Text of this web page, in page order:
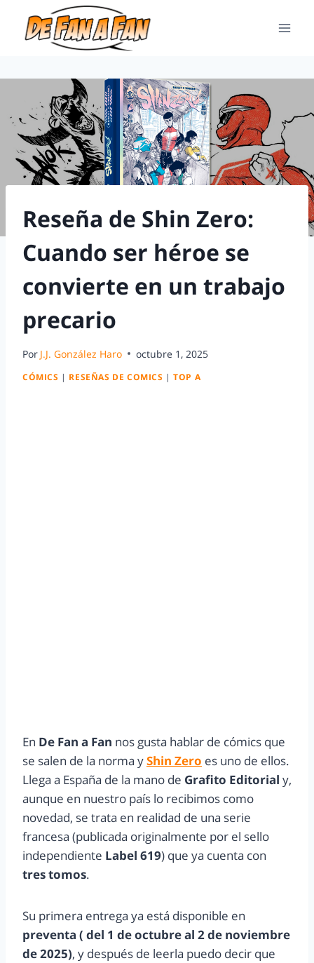
Reseña de Shin Zero:
Cuando ser héroe se
convierte en un trabajo
precario
Por J.J. González Haro octubre 1, 2025
CÓMICS | RESEÑAS DE COMICS |TOP A
En De Fan a Fan nos gusta hablar de cómics que
se salen de la norma yShin Zero es uno de ellos.
Llega a España de la mano de Grafito Editorial y,
aunque en nuestro país lo recibimos como
novedad, se trata en realidad de una serie
francesa (publicada originalmente por el sello
independiente Label 619) que ya cuenta con
tres tomos.
Su primera entrega ya está disponible en
preventa ( del 1 de octubre al 2 de noviembre
de 2025), y después de leerla puedo decir que